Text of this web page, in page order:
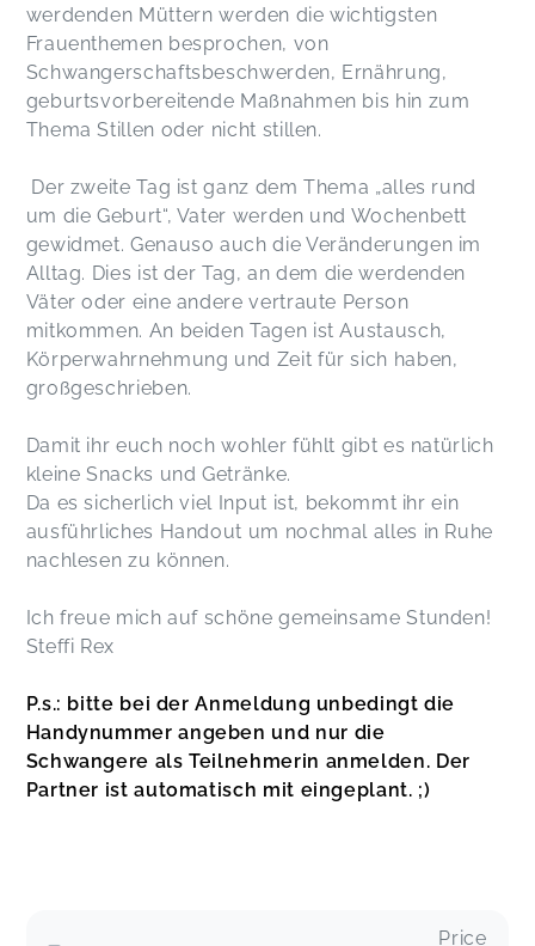
werdenden Müttern werden die wichtigsten
Frauenthemen besprochen, von
Schwangerschaftsbeschwerden, Ernährung,
geburtsvorbereitende Maßnahmen bis hin zum
Thema Stillen oder nicht stillen.
Der zweite Tag ist ganz dem Thema „alles rund
um die Geburt“, Vater werden und Wochenbett
gewidmet. Genauso auch die Veränderungen im
Alltag. Dies ist der Tag, an dem die werdenden
Väter oder eine andere vertraute Person
mitkommen. An beiden Tagen ist Austausch,
Körperwahrnehmung und Zeit für sich haben,
großgeschrieben.
Damit ihr euch noch wohler fühlt gibt es natürlich
kleine Snacks und Getränke.
Da es sicherlich viel Input ist, bekommt ihr ein
ausführliches Handout um nochmal alles in Ruhe
nachlesen zu können.
Ich freue mich auf schöne gemeinsame Stunden!
Steffi Rex
P.s.: bitte bei der Anmeldung unbedingt die
Handynummer angeben und nur die
Schwangere als Teilnehmerin anmelden. Der
Partner ist automatisch mit eingeplant. ;)
Price